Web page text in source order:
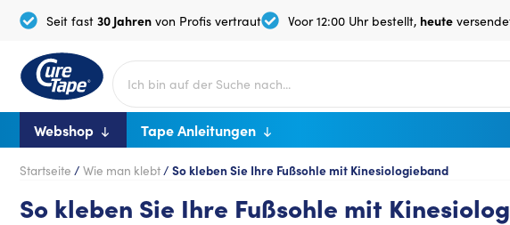
Seit fast 30 Jahren von Profis vertraut Voor 12:00 Uhr bestellt, heute
Webshop Tape Anleitungen
Startseite / Wie man klebt/ So kleben Sie Ihre Fußsohle mit Kinesiologieband
So kleben Sie Ihre Fußsohle mit